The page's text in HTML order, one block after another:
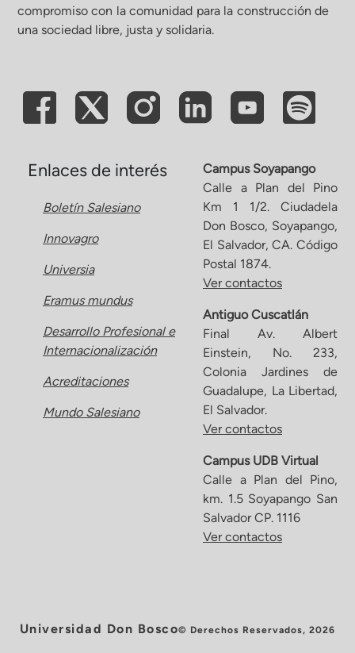
compromiso con la comunidad para la construcción de
una sociedad libre, justa y solidaria.
Enlaces de interés
Boletín Salesiano
Innovagro
Universia
Eramus mundus
Desarrollo Profesional e
Internacionalización
Acreditaciones
Mundo Salesiano
Campus Soyapango
Calle a Plan del Pino
Km 1 1/2. Ciudadela
Don Bosco, Soyapango,
El Salvador, CA. Código
Postal 1874.
Ver contactos
Antiguo Cuscatlán
Final Av. Albert
Einstein, No. 233,
Colonia Jardines de
Guadalupe, La Libertad,
El Salvador.
Ver contactos
Campus UDB Virtual
Calle a Plan del Pino,
km. 1.5 Soyapango San
Salvador CP. 1116
Ver contactos
Universidad Don Bosco© Derechos Reservados, 2026